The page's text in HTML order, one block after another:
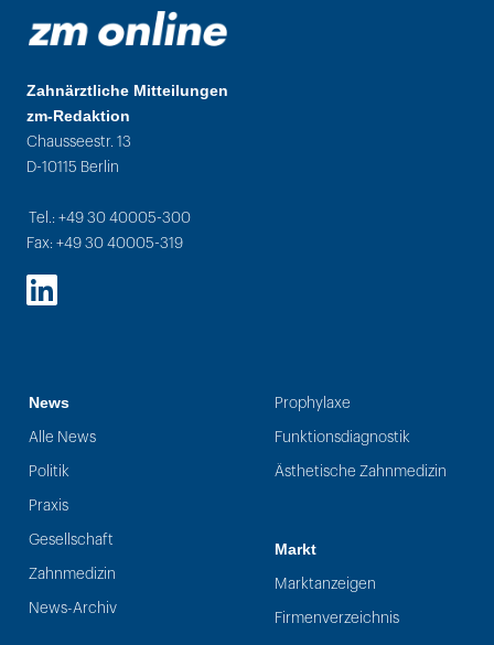
Zahnärztliche Mitteilungen
zm-Redaktion
Chausseestr. 13
D-10115 Berlin
Tel.: +49 30 40005-300
Fax: +49 30 40005-319
LinkedIn
News
Alle News
Politik
Praxis
Gesellschaft
Zahnmedizin
News-Archiv
Prophylaxe
Funktionsdiagnostik
Ästhetische Zahnmedizin
Markt
Marktanzeigen
Firmenverzeichnis